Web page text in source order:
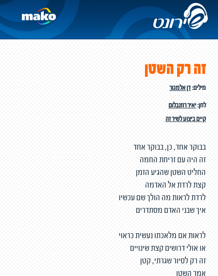
זה רק השטן
מילים:דן אלמגור
לחן:יאיר רוזנבלום
קיים ביצוע לשיר זה
בבוקר אחד, כן, בבוקר אחד
זה היה עם זריחת החמה
החליט השטן שהגיע הזמן
קצת לרדת אל האדמה
לרדת לראות מה הולך שם עכשיו
איך שבני האדם מסתדרים
לראות אם מלאכתו נעשית כראוי
או אולי דרושים קצת שינויים
זה רק לסיור שגרתי, קטן